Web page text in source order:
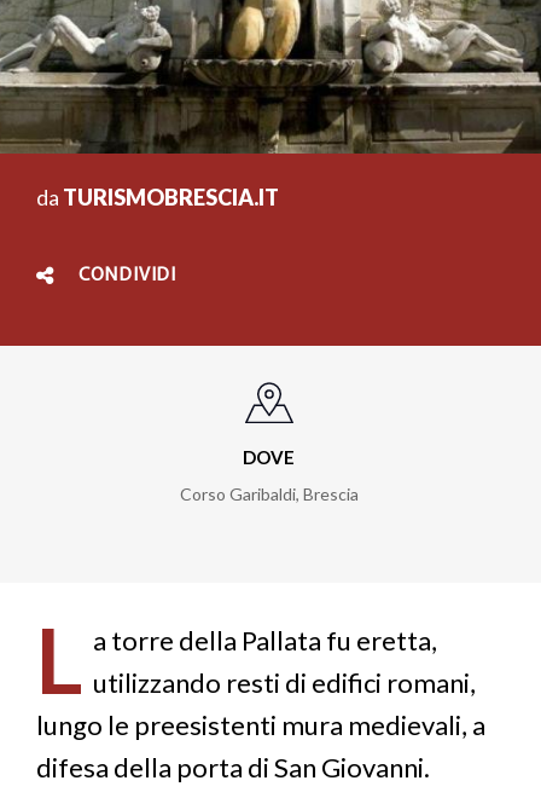
da TURISMOBRESCIA.IT
CONDIVIDI
DOVE
Corso Garibaldi, Brescia
L a torre della Pallata fu eretta,
utilizzando resti di edifici romani,
lungo le preesistenti mura medievali, a
difesa della porta di San Giovanni.